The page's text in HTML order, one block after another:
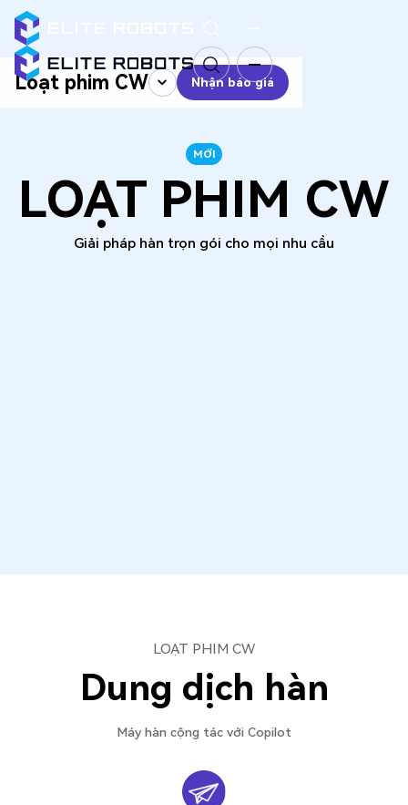
MỚI
LOẠT PHIM CW
Giải pháp hàn trọn gói cho mọi nhu cầu
Loạt phim CW
Nhận báo giá
Nhận báo giá
LOẠT PHIM CW
Dung dịch hàn
Máy hàn cộng tác với Copilot